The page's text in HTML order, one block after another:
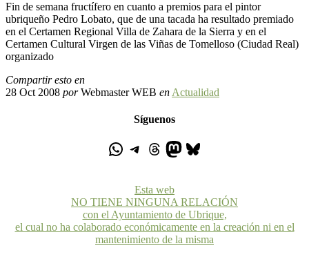
Fin de semana fructífero en cuanto a premios para el pintor
ubriqueño Pedro Lobato, que de una tacada ha resultado premiado
en el Certamen Regional Villa de Zahara de la Sierra y en el
Certamen Cultural Virgen de las Viñas de Tomelloso (Ciudad Real)
organizado
Compartir esto en
28 Oct 2008 porWebmaster WEB en Actualidad
Síguenos
Esta web
NO TIENE NINGUNA RELACIÓN
con el Ayuntamiento de Ubrique,
el cual no ha colaborado económicamente en la creación ni en el
mantenimiento de la misma